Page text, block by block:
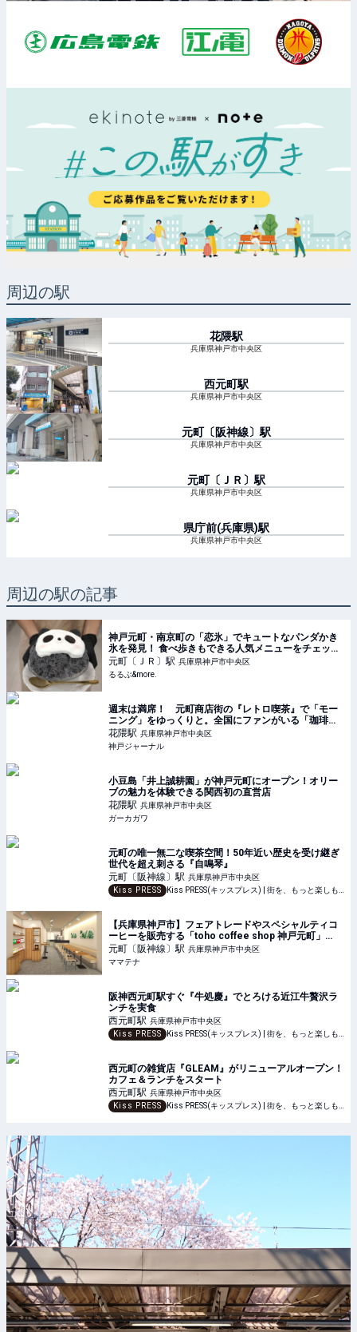
周辺の駅
花隈駅
兵庫県神戸市中央区
西元町駅
兵庫県神戸市中央区
元町〔阪神線〕 駅
兵庫県神戸市中央区
元町〔ＪＲ〕 駅
兵庫県神戸市中央区
県庁前(兵庫県)駅
兵庫県神戸市中央区
周辺の駅の記事
神戸元町・南京町の「恋氷」でキュートなパンダかき
氷を発見！ 食べ歩きもできる人気メニューをチェック
｜るるぶ&more.
元町〔ＪＲ〕駅 兵庫県神戸市中央区
るるぶ&more.
週末は満席！ 元町商店街の『レトロ喫茶』で「モー
ニング」をゆっくりと。全国にファンがいる「珈琲」
を贅沢に | 神戸ジャーナル
花隈駅 兵庫県神戸市中央区
神戸ジャーナル
小豆島「井上誠耕園」が神戸元町にオープン！オリー
ブの魅力を体験できる関西初の直営店
花隈駅 兵庫県神戸市中央区
ガーカガワ
元町の唯一無二な喫茶空間！50年近い歴史を受け継ぎ
世代を超え刺さる『自鳴琴』
元町〔阪神線〕駅 兵庫県神戸市中央区
Kiss PRESS
【兵庫県神戸市】フェアトレードやスペシャルティコ
ーヒーを販売する「toho coffee shop 神戸元町」
OPEN | ママテナ
元町〔阪神線〕駅 兵庫県神戸市中央区
ママテナ
阪神西元町駅すぐ『牛処慶』でとろける近江牛贅沢ラ
ンチを実食
西元町駅 兵庫県神戸市中央区
Kiss PRESS
西元町の雑貨店『GLEAM』がリニューアルオープン！
カフェ＆ランチをスタート
西元町駅 兵庫県神戸市中央区
Kiss PRESS